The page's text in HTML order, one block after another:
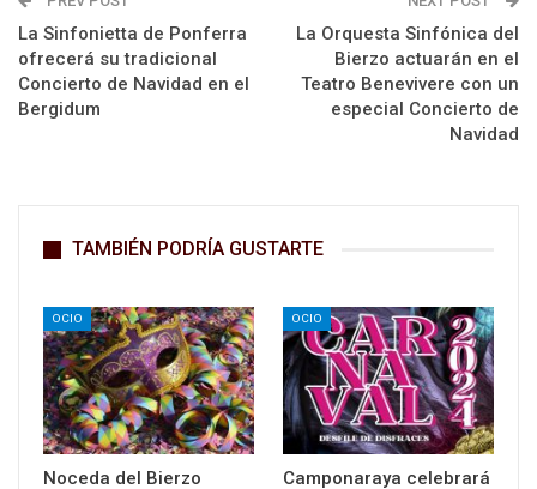
La Sinfonietta de Ponferra
ofrecerá su tradicional
Concierto de Navidad en el
Bergidum
La Orquesta Sinfónica del
Bierzo actuarán en el
Teatro Benevivere con un
especial Concierto de
Navidad
TAMBIÉN PODRÍA GUSTARTE
OCIO
Noceda del Bierzo
OCIO
Camponaraya celebrará